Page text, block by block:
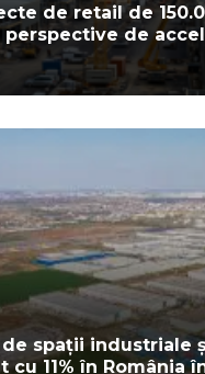
de retail de
perspective de
de spații industriale
cu 11% în România